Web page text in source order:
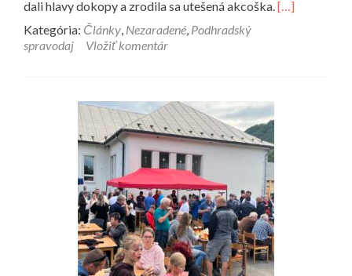
dali hlavy dokopy a zrodila sa utešená akcoška.Prečítať
[…]
Kategória: Články, Nezaradené, Podhradský
spravodaj
Vložiť komentár